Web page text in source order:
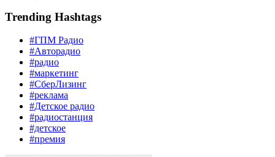
Trending Hashtags
#ГПМ Радио
#Авторадио
#радио
#маркетинг
#СберЛизинг
#реклама
#Детское радио
#радиостанция
#детское
#премия